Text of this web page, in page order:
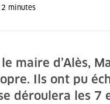
2 minutes
maire d’Alès,
Ils ont pu
déroulera les